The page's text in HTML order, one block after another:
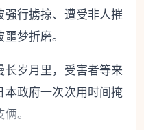
强行掳掠、遭受非人摧
梦折磨。
岁月里，受害者等来
本政府一次次用时间掩
。